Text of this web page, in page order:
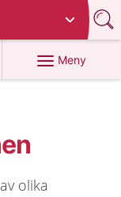
Meny
olika